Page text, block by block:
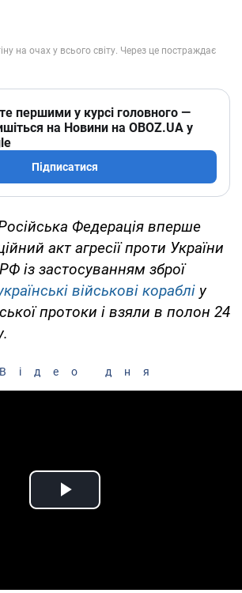
першими у курсі головного —
на Новини на OBOZ.UA у
Підписатися
Федерація вперше
акт агресії проти України
із застосуванням зброї
військові кораблі у
протоки і взяли в полон 24
Відео дня
Play Video